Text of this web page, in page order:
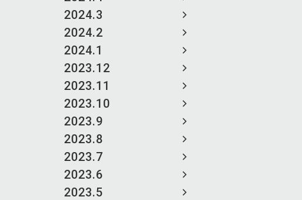
2024.3
2024.2
2024.1
2023.12
2023.11
2023.10
2023.9
2023.8
2023.7
2023.6
2023.5